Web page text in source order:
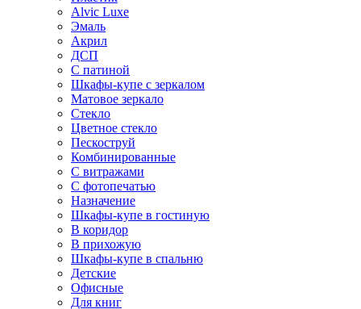
Alvic Luxe
Эмаль
Акрил
ДСП
С патиной
Шкафы-купе с зеркалом
Матовое зеркало
Стекло
Цветное стекло
Пескоструй
Комбинированные
С витражами
С фотопечатью
Назначение
Шкафы-купе в гостиную
В коридор
В прихожую
Шкафы-купе в спальню
Детские
Офисные
Для книг